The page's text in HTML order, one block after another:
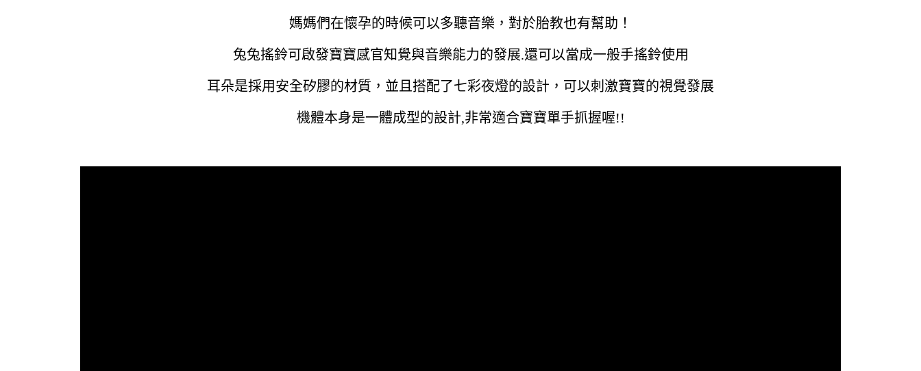
媽媽們在懷孕的時候可以多聽音樂，對於胎教也有幫助！
兔兔搖鈴可啟發寶寶感官知覺與音樂能力的發展.還可以當成一般手搖鈴使用
耳朵是採用安全矽膠的材質，並且搭配了七彩夜燈的設計，可以刺激寶寶的視覺發展
機體本身是一體成型的設計,非常適合寶寶單手抓握喔!!